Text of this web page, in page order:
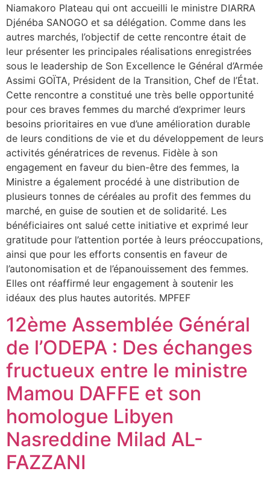
Niamakoro Plateau qui ont accueilli le ministre DIARRA
Djénéba SANOGO et sa délégation. Comme dans les
autres marchés, l’objectif de cette rencontre était de
leur présenter les principales réalisations enregistrées
sous le leadership de Son Excellence le Général d’Armée
Assimi GOÏTA, Président de la Transition, Chef de l’État.
Cette rencontre a constitué une très belle opportunité
pour ces braves femmes du marché d’exprimer leurs
besoins prioritaires en vue d’une amélioration durable
de leurs conditions de vie et du développement de leurs
activités génératrices de revenus. Fidèle à son
engagement en faveur du bien-être des femmes, la
Ministre a également procédé à une distribution de
plusieurs tonnes de céréales au profit des femmes du
marché, en guise de soutien et de solidarité. Les
bénéficiaires ont salué cette initiative et exprimé leur
gratitude pour l’attention portée à leurs préoccupations,
ainsi que pour les efforts consentis en faveur de
l’autonomisation et de l’épanouissement des femmes.
Elles ont réaffirmé leur engagement à soutenir les
idéaux des plus hautes autorités. MPFEF
12ème Assemblée Général
de l’ODEPA : Des échanges
fructueux entre le ministre
Mamou DAFFE et son
homologue Libyen
Nasreddine Milad AL-
FAZZANI